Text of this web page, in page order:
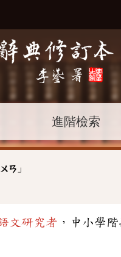
進階檢索
ㄢ 」
文研究者 ，中小學